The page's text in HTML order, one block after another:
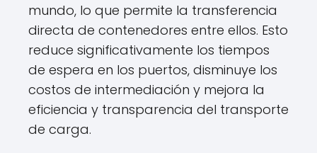
mundo, lo que permite la transferencia
directa de contenedores entre ellos. Esto
reduce significativamente los tiempos
de espera en los puertos, disminuye los
costos de intermediación y mejora la
eficiencia y transparencia del transporte
de carga.